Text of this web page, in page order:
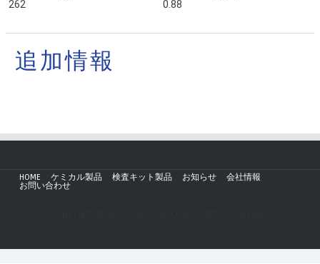
262 0.88
追加情報
HOME ケミカル製品 検査キット製品 お知らせ
会社情報
お問い合わせ